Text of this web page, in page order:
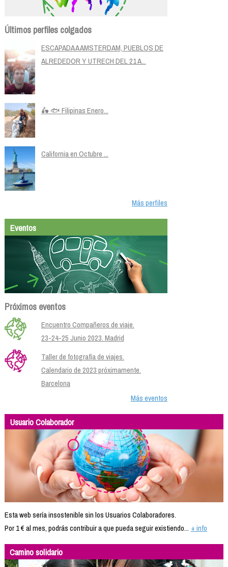
Últimos perfiles colgados
ESCAPADA A AMSTERDAM, PUEBLOS DE
ALREDEDOR Y UTRECH DEL 21 A...
🛵 🐟 Filipinas Enero...
California en Octubre ...
Más perfiles
Eventos
Próximos eventos
Encuentro Compañeros de viaje.
23-24-25 Junio 2023. Madrid
Taller de fotografía de viajes.
Calendario de 2023 próximamente.
Barcelona
Más eventos
Usuario Colaborador
Esta web sería insostenible sin los Usuarios Colaboradores.
Por 1 € al mes, podrás contribuir a que pueda seguir existiendo... + info
Camino solidario